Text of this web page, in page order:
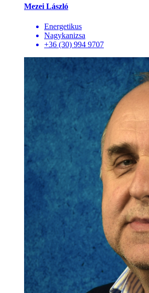
Mezei László
Energetikus
Nagykanizsa
+36 (30) 994 9707